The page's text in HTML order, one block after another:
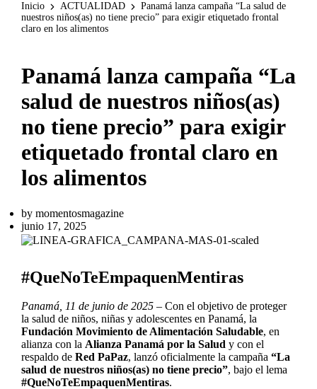
Inicio ACTUALIDAD
Panamá lanza campaña “La salud de
nuestros niños(as) no tiene precio” para exigir etiquetado frontal
claro en los alimentos
Panamá lanza campaña “La
salud de nuestros niños(as)
no tiene precio” para exigir
etiquetado frontal claro en
los alimentos
by momentosmagazine
junio 17, 2025
#QueNoTeEmpaquenMentiras
Panamá, 11 de junio de 2025 – Con el objetivo de proteger
la salud de niños, niñas y adolescentes en Panamá, la
Fundación Movimiento de Alimentación Saludable, en
alianza con la Alianza Panamá por la Salud y con el
respaldo de Red PaPaz, lanzó oficialmente la campaña “La
salud de nuestros niños(as) no tiene precio”, bajo el lema
#QueNoTeEmpaquenMentiras.